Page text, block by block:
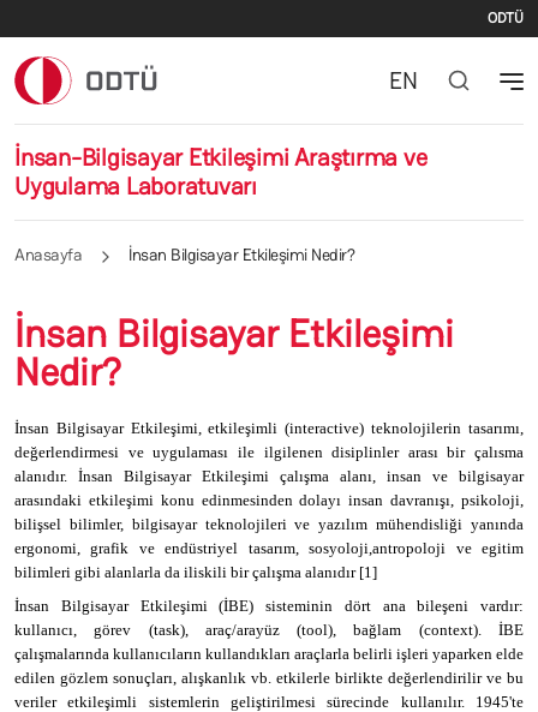
ODTÜ
İnsan-Bilgisayar Etkileşimi Araştırma ve
Uygulama Laboratuvarı
EN
Anasayfa İnsan Bilgisayar Etkileşimi Nedir?
İnsan Bilgisayar Etkileşimi
Nedir?
İnsan Bilgisayar Etkileşimi, etkileşimli (interactive) teknolojilerin tasarımı,
değerlendirmesi ve uygulaması ile ilgilenen disiplinler arası bir çalısma
alanıdır. İnsan Bilgisayar Etkileşimi çalışma alanı, insan ve bilgisayar
arasındaki etkileşimi konu edinmesinden dolayı insan davranışı, psikoloji,
bilişsel bilimler, bilgisayar teknolojileri ve yazılım mühendisliği yanında
ergonomi, grafik ve endüstriyel tasarım, sosyoloji,antropoloji ve egitim
bilimleri gibi alanlarla da iliskili bir çalışma alanıdır [1]
İnsan Bilgisayar Etkileşimi (İBE) sisteminin dört ana bileşeni vardır:
kullanıcı, görev (task), araç/arayüz (tool), bağlam (context). İBE
çalışmalarında kullanıcıların kullandıkları araçlarla belirli işleri yaparken elde
edilen gözlem sonuçları, alışkanlık vb. etkilerle birlikte değerlendirilir ve bu
veriler etkileşimli sistemlerin geliştirilmesi sürecinde kullanılır. 1945'te